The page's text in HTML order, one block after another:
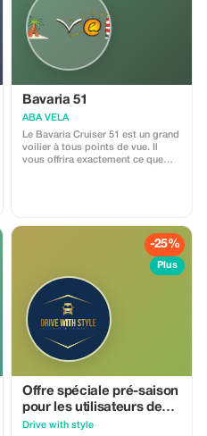
Bavaria 51
ABA VELA
Le Bavaria Cruiser 51 est un grand
voilier à tous points de vue. Il
vous offrira exactement ce que
hauteur sous plafond tout au long
du yacht. Il y a 4 cabines doubles
et une avec un lit superposé. Les
deux premières cabines peuvent
être converties en une cabine avec
un lit king size. Prendre une
douche sur un bateau de location
ne constitue plus un défi. Sur le
Bavaria 51, c’est enfin une
expérience agréable, avec une
salle de douche dédiée. Bien que
mieux, sur les voiliers cela signifie
certainement plus rapide. Louez
ce bateau avec un groupe d’amis
et il vous offrira des vacances en
-25%
Plus
Offre spéciale pré-saison
pour les utilisateurs de
PLUS
Drive with style